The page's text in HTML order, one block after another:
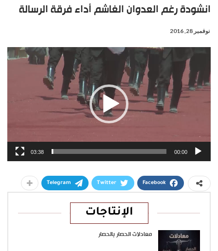
انشودة رغم العدوان الغاشم أداء فرقة الرسالة
نوفمبر 28, 2016
00:00
03:38
Facebook
Twitter
Telegram
الإنتاجات
معادلات الحصار بالحصار